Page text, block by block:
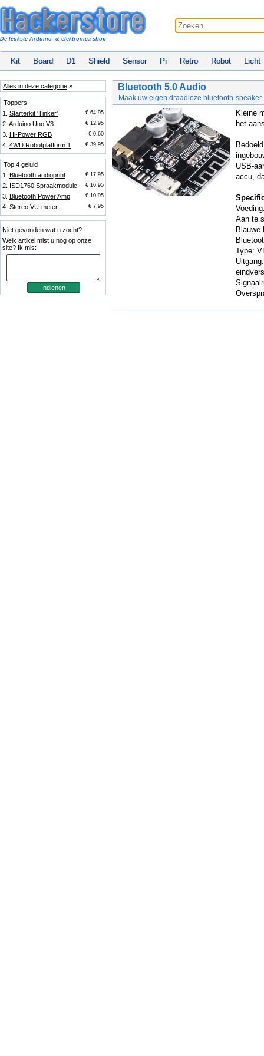
De leukste Arduino- & elektronica-shop
Kit Board D1 Shield Sensor Pi Retro Robot Licht
Alles in deze categorie »
Toppers
1. Starterkit 'Tinker' € 64,95
2. Arduino Uno V3 € 12,95
3. Hi-Power RGB € 0,60
4. 4WD Robotplatform 1 € 39,95
Top 4 geluid
1. Bluetooth audioprint € 17,95
2. ISD1760 Spraakmodule € 16,95
3. Bluetooth Power Amp € 10,95
4. Stereo VU-meter € 7,95
Niet gevonden wat u zocht?
Welk artikel mist u nog op onze
site? Ik mis:
Bluetooth 5.0 Audio
Maak uw eigen draadloze bluetooth-speaker
Kleine
het
USB-
accu,
Aan te
Blauwe
Type: